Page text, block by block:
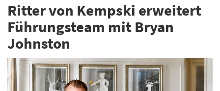
Ritter von Kempski erweitert
Führungsteam mit Bryan
Johnston